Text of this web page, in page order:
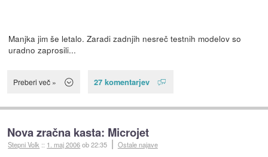
Manjka jim še letalo. Zaradi zadnjih nesreč testnih modelov so
uradno zaprosili...
Preberi več » 27 komentarjev
Nova zračna kasta: Microjet
Stepni Volk :: 1. maj 2006ob 22:35 Ostale najave